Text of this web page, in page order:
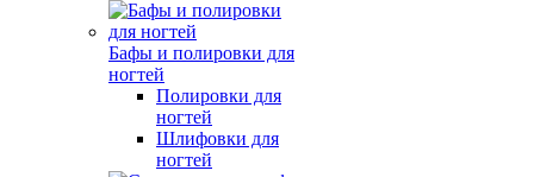
Бафы и полировки для
ногтей
Полировки для
ногтей
Шлифовки для
ногтей